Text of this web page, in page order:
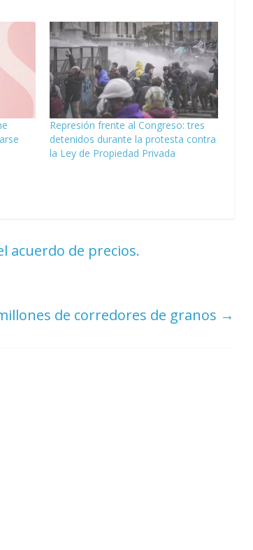
Represión frente al Congreso: tres
detenidos durante la protesta contra
la Ley de Propiedad Privada
acuerdo de precios.
de corredores de granos →